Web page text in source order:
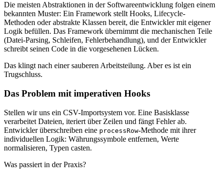
Die meisten Abstraktionen in der Softwareentwicklung folgen einem
bekannten Muster: Ein Framework stellt Hooks, Lifecycle-
Methoden oder abstrakte Klassen bereit, die Entwickler mit eigener
Logik befüllen. Das Framework übernimmt die mechanischen Teile
(Datei-Parsing, Schleifen, Fehlerbehandlung), und der Entwickler
schreibt seinen Code in die vorgesehenen Lücken.
Das klingt nach einer sauberen Arbeitsteilung. Aber es ist ein
Trugschluss.
Das Problem mit imperativen Hooks
Stellen wir uns ein CSV-Importsystem vor. Eine Basisklasse
verarbeitet Dateien, iteriert über Zeilen und fängt Fehler ab.
Entwickler überschreiben eine processRow-Methode mit ihrer
individuellen Logik: Währungssymbole entfernen, Werte
normalisieren, Typen casten.
Was passiert in der Praxis?